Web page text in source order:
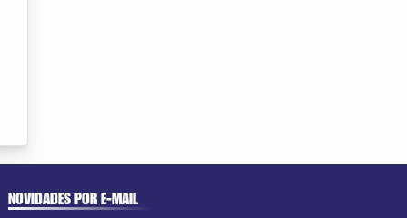
NOVIDADES POR E-MAIL